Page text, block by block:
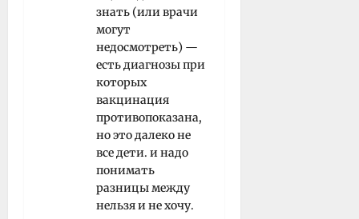
знать (или врачи
могут
недосмотреть) —
есть диагнозы при
которых
вакцинация
противопоказана,
но это далеко не
все дети. и надо
понимать
разницы между
нельзя и не хочу.